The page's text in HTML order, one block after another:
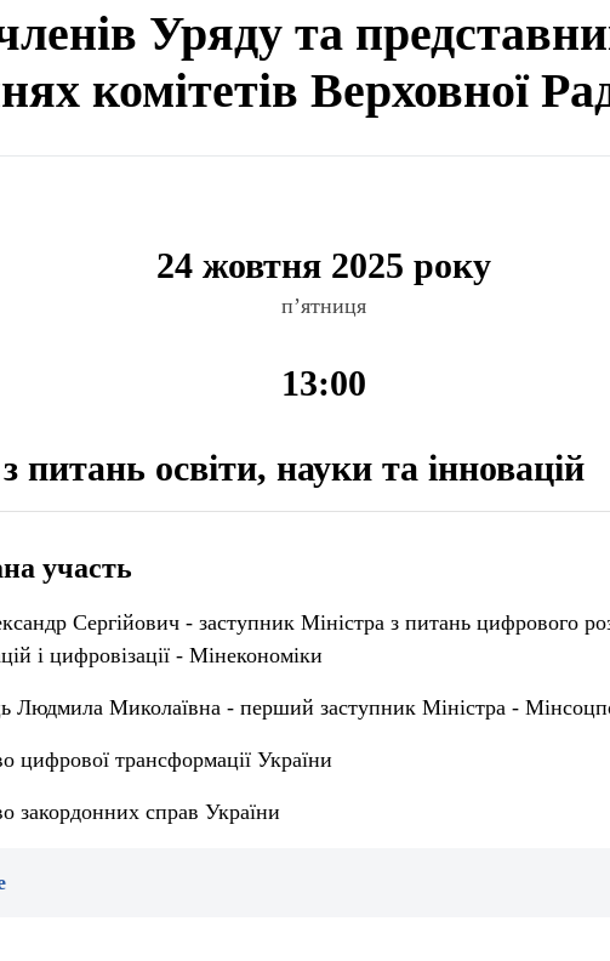
Уряду та
комітетів Верховної
24 жовтня 2025 року
п’ятниця
13:00
питань освіти, науки та інновацій
участь
Сергійович - заступник Міністра з питань цифрового
і цифровізації - Мінекономіки
Людмила Миколаївна - перший заступник Міністра -
цифрової трансформації України
закордонних справ України